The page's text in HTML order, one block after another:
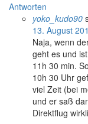
Antworten
yoko_kudo90
13. August
Naja, wenn
geht es und
11h 30 min.
10h 30 Uhr
viel Zeit (bei
und er saß
Direktflug